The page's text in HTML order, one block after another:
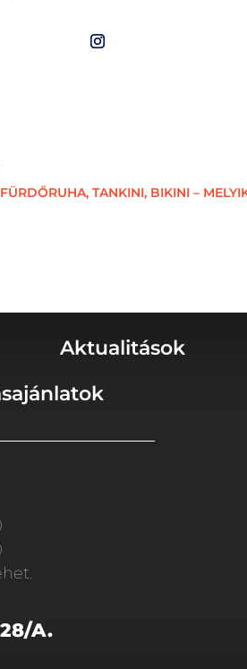
TANKINI, BIKINI –
Aktualitások
A.